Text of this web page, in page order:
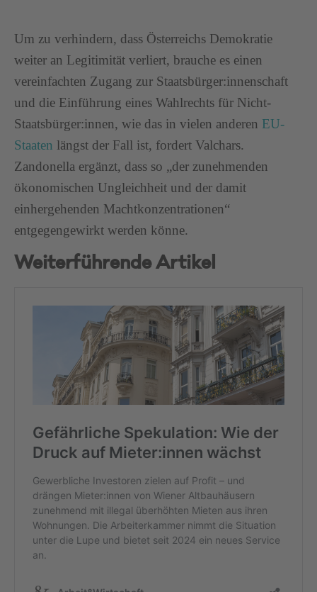
Um zu verhindern, dass Österreichs Demokratie
weiter an Legitimität verliert, brauche es einen
vereinfachten Zugang zur Staatsbürger:innenschaft
und die Einführung eines Wahlrechts für Nicht-
Staatsbürger:innen, wie das in vielen anderen EU-
Staaten längst der Fall ist, fordert Valchars.
Zandonella ergänzt, dass so „der zunehmenden
ökonomischen Ungleichheit und der damit
einhergehenden Machtkonzentrationen“
entgegengewirkt werden könne.
Weiterführende Artikel